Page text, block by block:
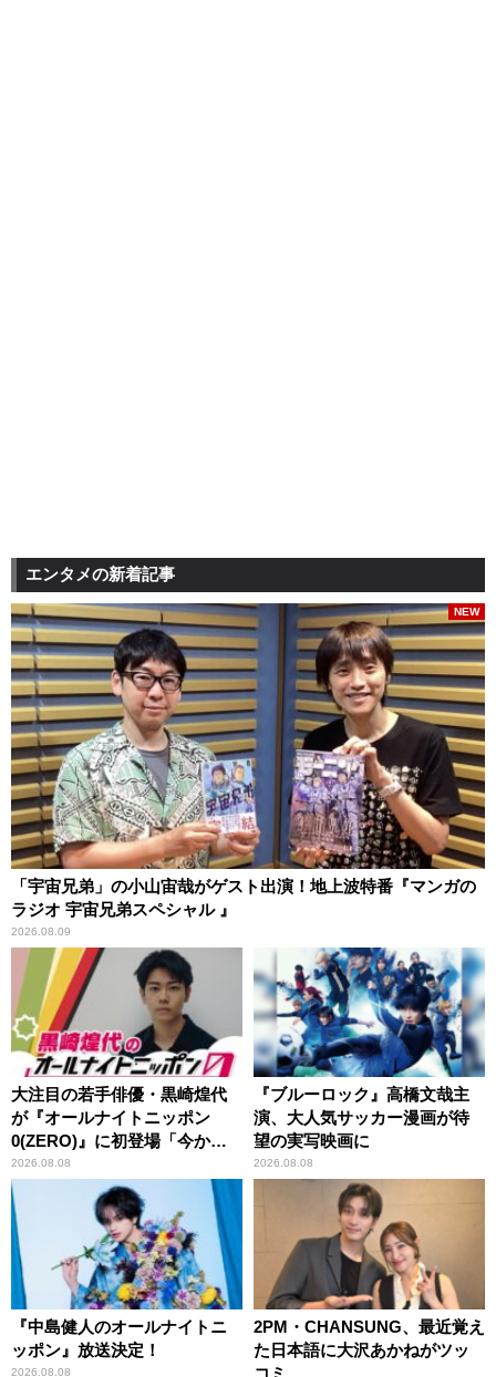
エンタメの新着記事
「宇宙兄弟」の小山宙哉がゲスト出演！地上波特番『マンガの
ラジオ 宇宙兄弟スペシャル 』
2026.08.09
NEW
大注目の若手俳優・黒崎煌代
が『オールナイトニッポン
0(ZERO)』に初登場「今から
とてもワクワクしておりま
す！」
2026.08.08
『ブルーロック』高橋文哉主
演、大人気サッカー漫画が待
望の実写映画に
2026.08.08
『中島健人のオールナイトニ
ッポン』放送決定！
2026.08.08
2PM・CHANSUNG、最近覚え
た日本語に大沢あかねがツッ
コミ